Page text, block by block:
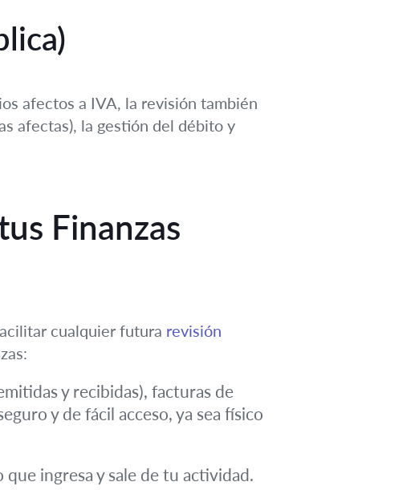
afectos a IVA, la revisión también
afectas), la gestión del débito y
Finanzas
cualquier futura revisión
y recibidas), facturas de
y de fácil acceso, ya sea físico
ingresa y sale de tu actividad.